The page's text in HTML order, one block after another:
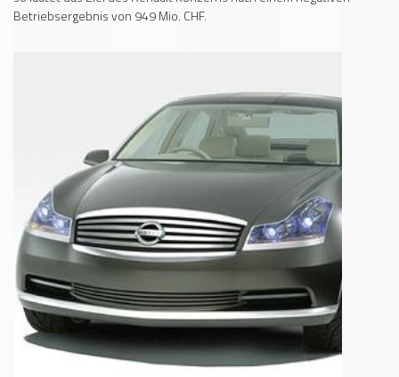
Betriebsergebnis von 949 Mio. CHF.